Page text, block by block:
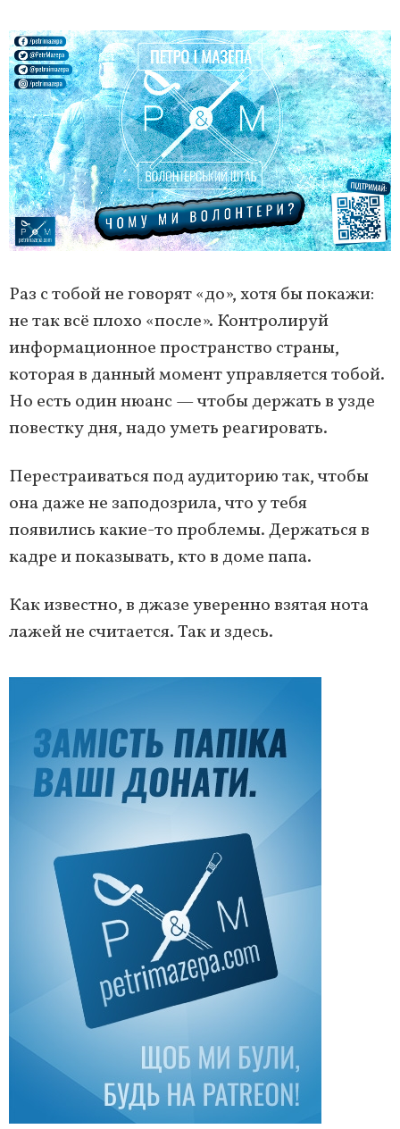
Раз с тобой не говорят «до», хотя бы покажи:
не так всё плохо «после». Контролируй
информационное пространство страны,
которая в данный момент управляется тобой.
Но есть один нюанс — чтобы держать в узде
повестку дня, надо уметь реагировать.
Перестраиваться под аудиторию так, чтобы
она даже не заподозрила, что у тебя
появились какие-то проблемы. Держаться в
кадре и показывать, кто в доме папа.
Как известно, в джазе уверенно взятая нота
лажей не считается. Так и здесь.